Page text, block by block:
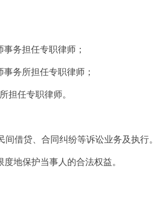
务担任专职律师；
务所担任专职律师；
担任专职律师。
借贷、合同纠纷等诉讼业务及执行。
地保护当事人的合法权益。